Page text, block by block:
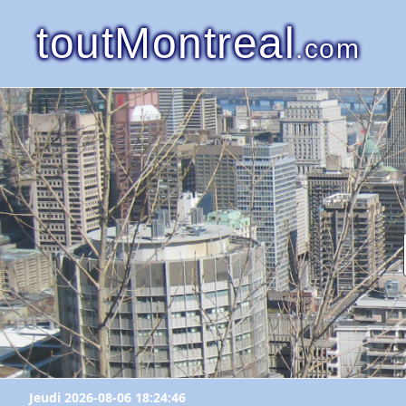
toutMontreal.com
Jeudi 2026-08-06 18:24:46